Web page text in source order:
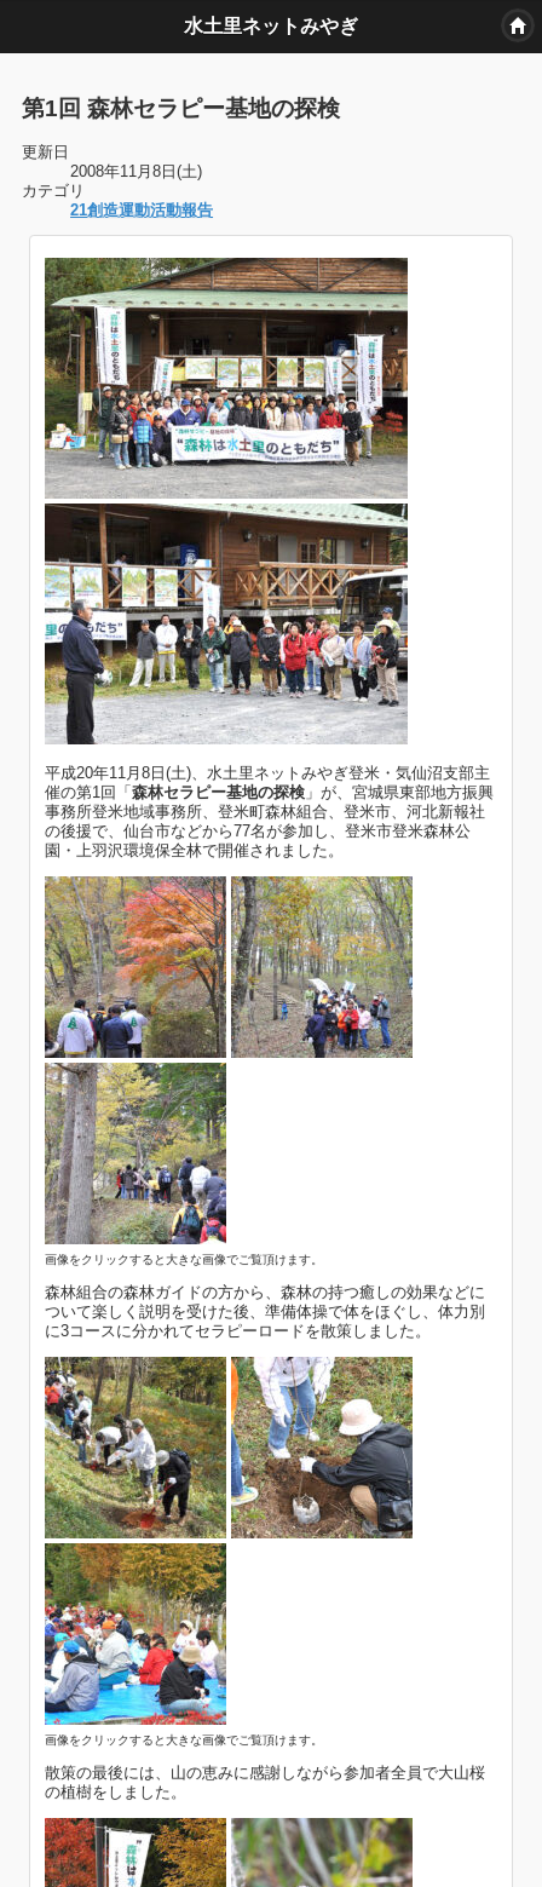
水土里ネットみやぎ
第1回 森林セラピー基地の探検
更新日
2008年11月8日(土)
カテゴリ
21創造運動活動報告
平成20年11月8日(土)、水土里ネットみやぎ登米・気仙沼支部主
催の第1回「森林セラピー基地の探検 」が、宮城県東部地方振興
事務所登米地域事務所、登米町森林組合、登米市、河北新報社
の後援で、仙台市などから77名が参加し、登米市登米森林公
園・上羽沢環境保全林で開催されました。
画像をクリックすると大きな画像でご覧頂けます。
森林組合の森林ガイドの方から、森林の持つ癒しの効果などに
ついて楽しく説明を受けた後、準備体操で体をほぐし、体力別
に3コースに分かれてセラピーロードを散策しました。
画像をクリックすると大きな画像でご覧頂けます。
散策の最後には、山の恵みに感謝しながら参加者全員で大山桜
の植樹をしました。